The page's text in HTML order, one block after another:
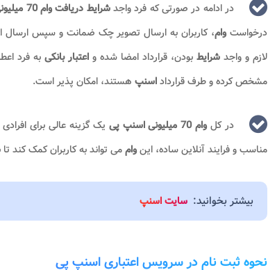
در ادامه در صورتی که فرد واجدشرایط دریافت وام 70 میلیونی
درخواست وام، کاربران به ارسال تصویر چک ضمانت و سپس
لازم و واجدشرایطبودن، قرارداد امضا شده واعتبار بانکی به فرد
مشخص کرده و طرف قرارداداسنپ هستند، امکان پذیر است.
در کلوام 70 میلیونی اسنپ پی یک گزینه عالی برای
مناسب و فرایند آنلاین ساده، اینواممی تواند به کاربران کمک کند
بیشتر بخوانید: سایت اسنپ
نحوه ثبت نام در سرویس اعتباری اسنپ پی